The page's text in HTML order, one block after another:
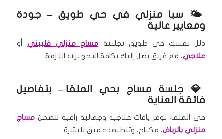
🌤️ سبا منزلي في حي طويق – جودة
ومعايير عالية
دلل نفسك في طويق بجلسة مساج منزلي فلبينيأو
علاجي، مع فريق يصل إليك بكافة التجهيزات اللازمة.
💎 جلسة مساج بحي الملقا – بتفاصيل
فائقة العناية
في الملقا، نوفر باقات علاجية وجمالية راقية تتضمنمساج
منزلي بالرياض، مكياج، وتنظيف عميق للبشرة.